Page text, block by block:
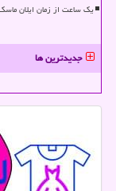
یک ساعت از زمان ایلان ماسک 100 میلیون دلار می
جدیدترین ها